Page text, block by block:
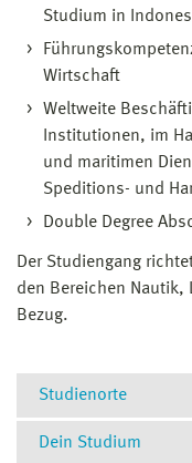
Studium in
Wirtschaft
Weltweite
Institutionen, im
und maritimen
Speditions- und
Double Degree
Der Studiengang
den Bereichen
Bezug.
Studienorte
Dein Studium